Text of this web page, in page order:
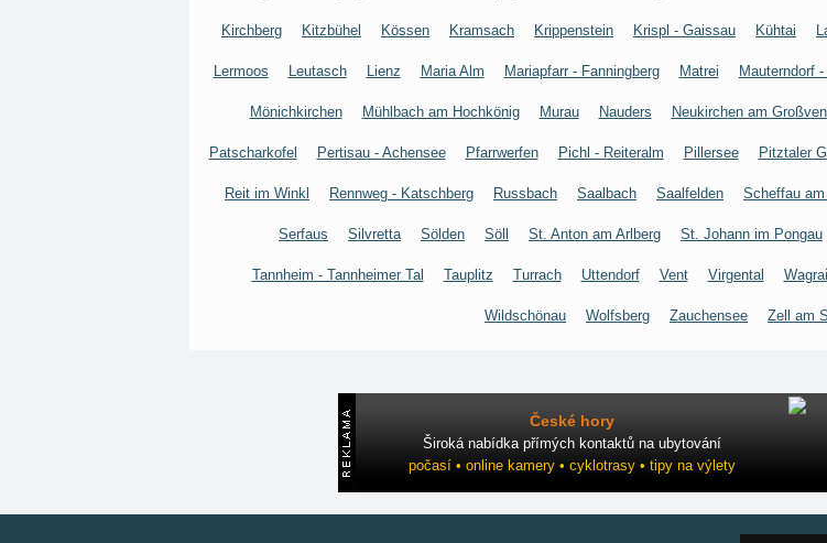
Kirchberg Kitzbühel Kössen Kramsach Krippenstein Krispl - Gaissau Kühtai
Lermoos Leutasch Lienz Maria Alm Mariapfarr - Fanningberg Matrei Mauterndorf
Mönichkirchen Mühlbach am Hochkönig Murau Nauders Neukirchen am
Patscharkofel Pertisau - Achensee Pfarrwerfen Pichl - Reiteralm Pillersee Pitztaler
Reit im Winkl Rennweg - Katschberg Russbach Saalbach Saalfelden Scheffau
Serfaus Silvretta Sölden Söll St. Anton am Arlberg St. Johann im Pongau
Tannheim - Tannheimer Tal Tauplitz Turrach Uttendorf Vent Virgental
Wildschönau Wolfsberg Zauchensee Zell am
České hory
Široká nabídka přímých kontaktů na ubytování
počasí • online kamery • cyklotrasy • tipy na výlety